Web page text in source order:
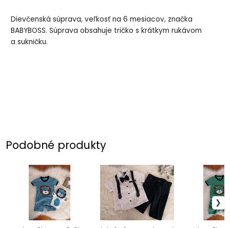
Dievčenská súprava, veľkosť na 6 mesiacov, značka
BABYBOSS. Súprava obsahuje tričko s krátkym rukávom
a sukničku.
Podobné produkty